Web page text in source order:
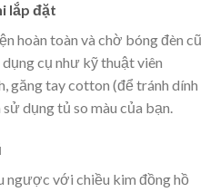
lắp đặt
hoàn toàn và chờ bóng đèn cũ
cụ như kỹ thuật viên
găng tay cotton (để tránh dính
dụng tủ so màu của bạn.
ngược với chiều kim đồng hồ